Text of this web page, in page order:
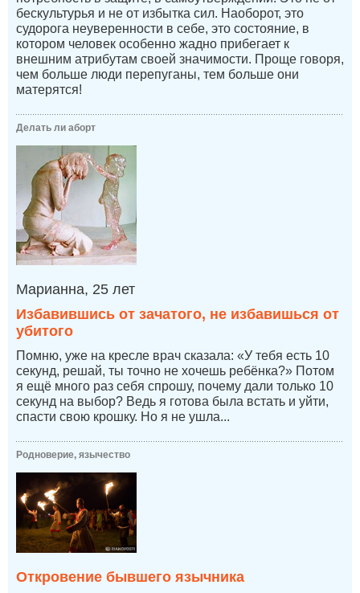
бескультурья и не от избытка сил. Наоборот, это
судорога неуверенности в себе, это состояние, в
котором человек особенно жадно прибегает к
внешним атрибутам своей значимости. Проще говоря,
чем больше люди перепуганы, тем больше они
матерятся!
Делать ли аборт
Марианна, 25 лет
Избавившись от зачатого, не избавишься от
убитого
Помню, уже на кресле врач сказала: «У тебя есть 10
секунд, решай, ты точно не хочешь ребёнка?» Потом
я ещё много раз себя спрошу, почему дали только 10
секунд на выбор? Ведь я готова была встать и уйти,
спасти свою крошку. Но я не ушла...
Родноверие, язычество
Откровение бывшего язычника